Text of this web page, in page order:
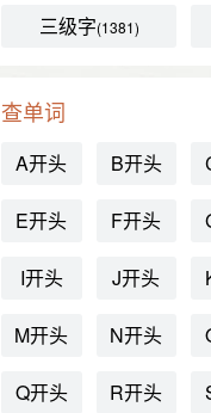
三级字(1381)
查单词
A开头 B开头
E开头 F开头
I开头 J开头
M开头 N开头
Q开头 R开头